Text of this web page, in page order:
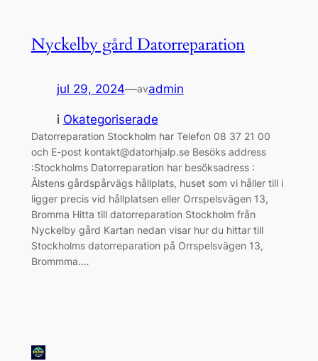
Nyckelby gård Datorreparation
jul 29, 2024—avadmin
i Okategoriserade
Datorreparation Stockholm har Telefon 08 37 21 00
och E-post kontakt@datorhjalp.se Besöks address
:Stockholms Datorreparation har besöksadress :
Ålstens gårdspårvägs hållplats, huset som vi håller till i
ligger precis vid hållplatsen eller Orrspelsvägen 13,
Bromma Hitta till datorreparation Stockholm från
Nyckelby gård Kartan nedan visar hur du hittar till
Stockholms datorreparation på Orrspelsvägen 13,
Brommma.…